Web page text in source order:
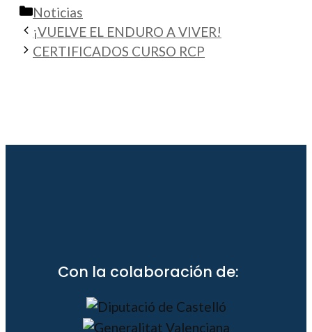
Categorías
Noticias
¡VUELVE EL ENDURO A VIVER!
CERTIFICADOS CURSO RCP
Con la colaboración de: